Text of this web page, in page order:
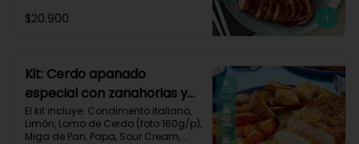
Cinnamon Paprika, Sour Cream,
Carbohidratos 59g | Grasas 19g |
Proteínas 36g
$20.900
Kit: Cerdo apanado
especial con zanahorias y
papas al horno-58
El kit incluye: Condimento italiano,
Limón, Lomo de Cerdo (foto 160g/p),
Miga de Pan, Papa, Sour Cream,